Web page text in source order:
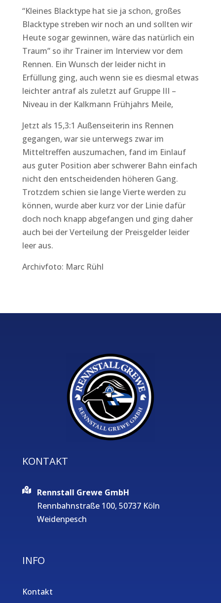
“Kleines Blacktype hat sie ja schon, großes
Blacktype streben wir noch an und sollten wir
Heute sogar gewinnen, wäre das natürlich ein
Traum” so ihr Trainer im Interview vor dem
Rennen. Ein Wunsch der leider nicht in
Erfüllung ging, auch wenn sie es diesmal etwas
leichter antraf als zuletzt auf Gruppe III –
Niveau in der Kalkmann Frühjahrs Meile,
Jetzt als 15,3:1 Außenseiterin ins Rennen
gegangen, war sie unterwegs zwar im
Mitteltreffen auszumachen, fand im Einlauf
aus guter Position aber schwerer Bahn einfach
nicht den entscheidenden höheren Gang.
Trotzdem schien sie lange Vierte werden zu
können, wurde aber kurz vor der Linie dafür
doch noch knapp abgefangen und ging daher
auch bei der Verteilung der Preisgelder leider
leer aus.
Archivfoto: Marc Rühl
KONTAKT
Rennstall Grewe GmbH
Rennbahnstraße 100, 50737 Köln
Weidenpesch
INFO
Kontakt